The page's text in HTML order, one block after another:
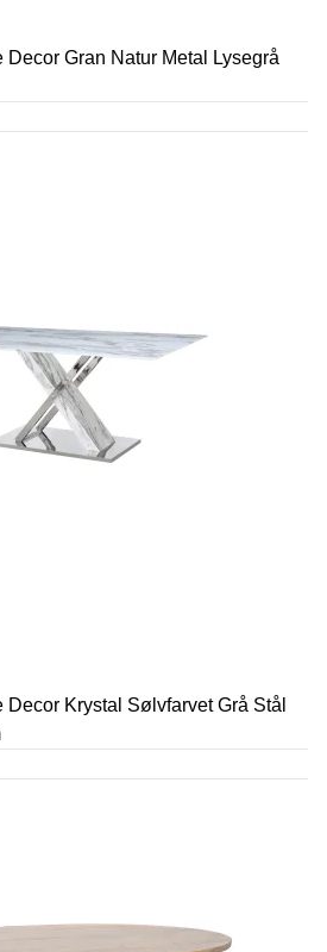
Gran Natur Metal Lysegrå
Krystal Sølvfarvet Grå Stål